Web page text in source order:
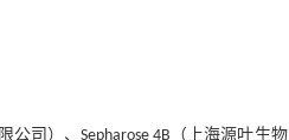
公司）、Sepharose 4B（上海源叶生物